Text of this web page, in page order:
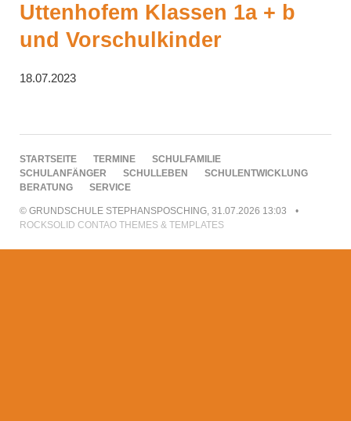
Uttenhofem Klassen 1a + b
und Vorschulkinder
18.07.2023
NAVIGATION
ÜBERSPRINGEN
STARTSEITE TERMINE
SCHULFAMILIE
SCHULANFÄNGER
SCHULLEBEN
SCHULENTWICKLUNG
BERATUNG
SERVICE
© GRUNDSCHULE STEPHANSPOSCHING, 31.07.2026 13:03
ROCKSOLID CONTAO THEMES & TEMPLATES